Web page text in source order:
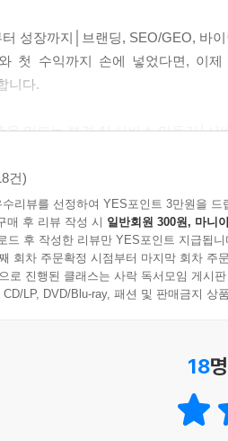
을 확신한 성공적 사례
터로 파악하기 위한 무료 웹사이트
터를 숫자로 분석하는 '구글 애널
하기
이터를 파악하는 마이크로소프트
글 애널리틱스 연동하기
활용한 지속적 제품 개선 사이
글 애드센스 수익화 전략
를 활용한 광고 수익화 전략
성장까지│브랜딩, SEO/GEO, 바
첫 수익까지 손에 넣었다면, 이
니다.
을 만드는 본격 AI 서비스 만들기│서
반복 매출 만들기│회원 관리, 수파
나지 않도록, 회원 관리와 구독 자
엑시트까지│앱 확장, 미국 법인,
건)
리뷰를 선정하여 YES포인트 3만원을 드
매 후 리뷰 작성 시 일반회원 300원, 마니
드 후 작성한 리뷰만 YES포인트 지급됩니
회차 주문확정 시점부터 마지막 회차 주
로 진행된 클래스는 사락 독서모임 게시
LP, DVD/Blu-ray, 패션 및 판매금지 상
18